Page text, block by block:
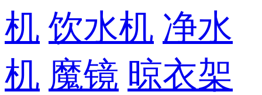
机 饮水机 净水
机 魔镜 晾衣架